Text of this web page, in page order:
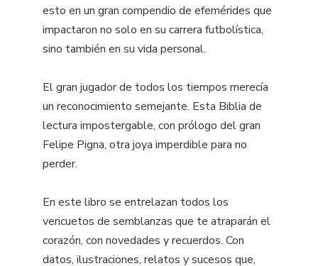
esto en un gran compendio de efemérides que
impactaron no solo en su carrera futbolística,
sino también en su vida personal.
El gran jugador de todos los tiempos merecía
un reconocimiento semejante. Esta Biblia de
lectura impostergable, con prólogo del gran
Felipe Pigna, otra joya imperdible para no
perder.
En este libro se entrelazan todos los
vericuetos de semblanzas que te atraparán el
corazón, con novedades y recuerdos. Con
datos, ilustraciones, relatos y sucesos que,